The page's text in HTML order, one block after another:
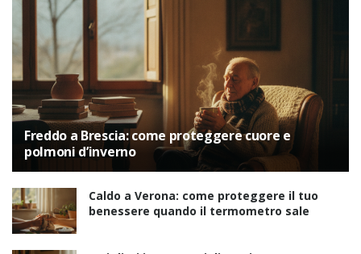
Freddo a Brescia: come proteggere cuore e
polmoni d’inverno
Caldo a Verona: come proteggere il tuo
benessere quando il termometro sale